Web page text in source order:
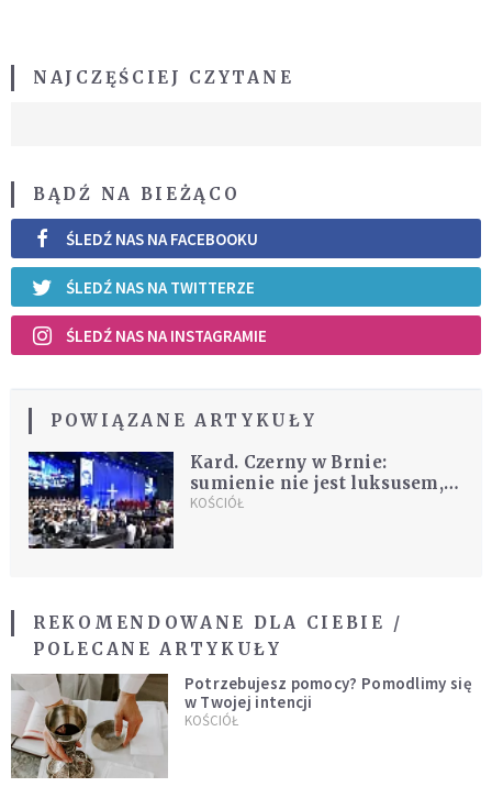
NAJCZĘŚCIEJ CZYTANE
BĄDŹ NA BIEŻĄCO
ŚLEDŹ NAS NA FACEBOOKU
ŚLEDŹ NAS NA TWITTERZE
ŚLEDŹ NAS NA INSTAGRAMIE
POWIĄZANE ARTYKUŁY
Kard. Czerny w Brnie:
sumienie nie jest luksusem,
lecz fundamentem ludzkiej
KOŚCIÓŁ
REKOMENDOWANE DLA CIEBIE /
POLECANE ARTYKUŁY
Potrzebujesz pomocy? Pomodlimy się
w Twojej intencji
KOŚCIÓŁ